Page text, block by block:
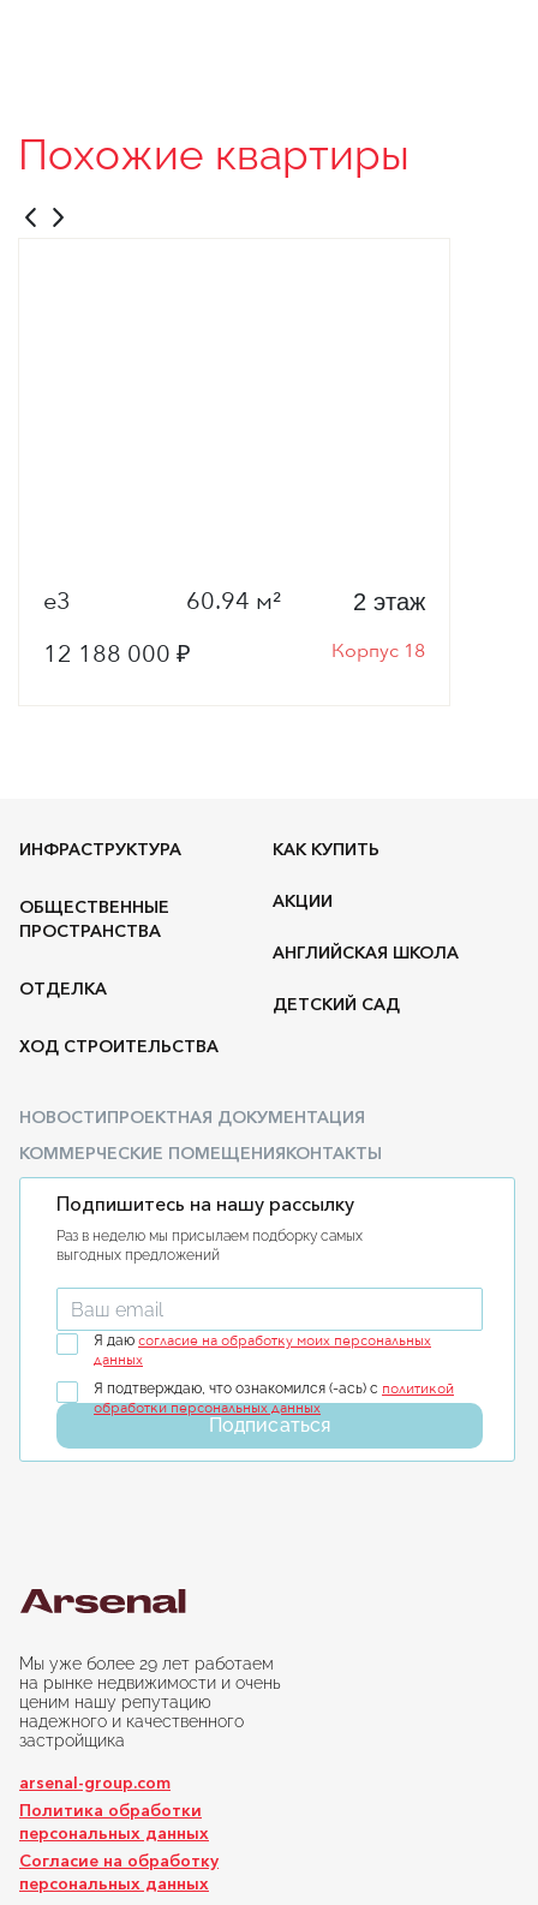
Похожие квартиры
е3 60.94 м²
Корпус 18
2 этаж
12 188 000 ₽
ИНФРАСТРУКТУРА
ОБЩЕСТВЕННЫЕ
ПРОСТРАНСТВА
ОТДЕЛКА
ХОД СТРОИТЕЛЬСТВА
КАК КУПИТЬ
АКЦИИ
АНГЛИЙСКАЯ ШКОЛА
ДЕТСКИЙ САД
НОВОСТИПРОЕКТНАЯ ДОКУМЕНТАЦИЯ
КОММЕРЧЕСКИЕ ПОМЕЩЕНИЯКОНТАКТЫ
Подпишитесь на нашу рассылку
Раз в неделю мы присылаем подборку самых
выгодных предложений
Введите ваш email
Я даю согласие на обработку моих персональных
данных
Я подтверждаю, что ознакомился (-ась) с политикой
обработки персональных данных
Подписаться
Мы уже более 29 лет работаем
на рынке недвижимости и очень
ценим нашу репутацию
надежного и качественного
застройщика
arsenal-group.com
Политика обработки
персональных данных
Согласие на обработку
персональных данных